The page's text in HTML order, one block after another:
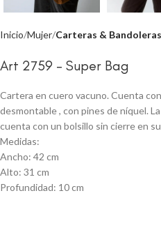
Inicio Mujer Carteras & Bandoleras
Art 2759 – Super Bag
Cartera en cuero vacuno. Cuenta
desmontable , con pines de níquel.
cuenta con un bolsillo sin cierre en
Medidas:
Ancho: 42 cm
Alto: 31 cm
Profundidad: 10 cm